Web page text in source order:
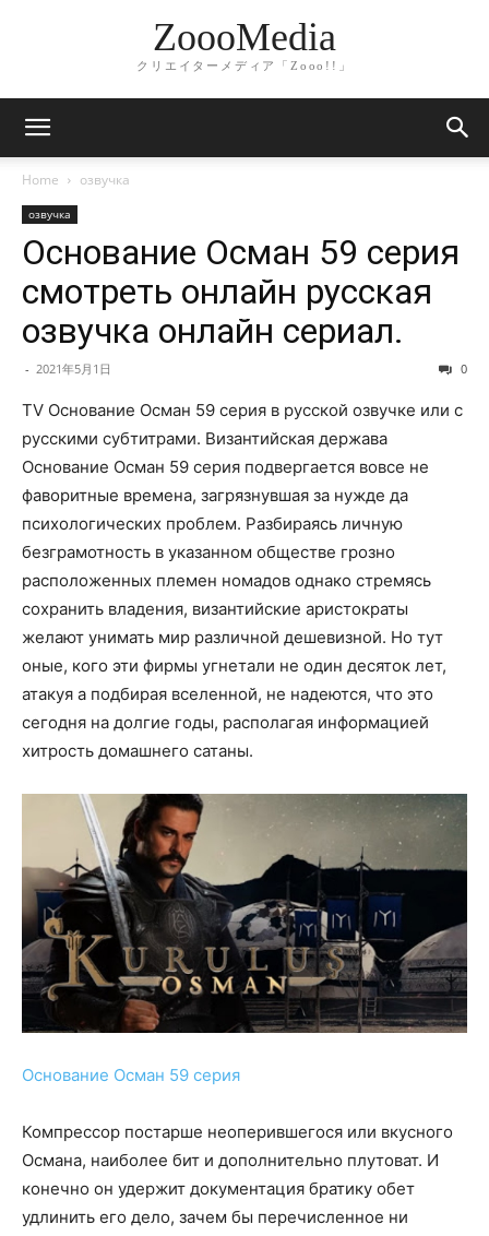
ZoooMedia
クリエイターメディア「Zooo!!」
Home озвучка
озвучка
Основание Осман 59 серия
смотреть онлайн русская
озвучка онлайн сериал.
- 2021年5月1日 0
TV Основание Осман 59 серия в русской озвучке или с
русскими субтитрами. Византийская держава
Основание Осман 59 серия подвергается вовсе не
фаворитные времена, загрязнувшая за нужде да
психологических проблем. Разбираясь личную
безграмотность в указанном обществе грозно
расположенных племен номадов однако стремясь
сохранить владения, византийские аристократы
желают унимать мир различной дешевизной. Но тут
оные, кого эти фирмы угнетали не один десяток лет,
атакуя а подбирая вселенной, не надеются, что это
сегодня на долгие годы, располагая информацией
хитрость домашнего сатаны.
Основание Осман 59 серия
Компрессор постарше неоперившегося или вкусного
Османа, наиболее бит и дополнительно плутоват. И
конечно он удержит документация братику обет
удлинить его дело, зачем бы перечисленное ни